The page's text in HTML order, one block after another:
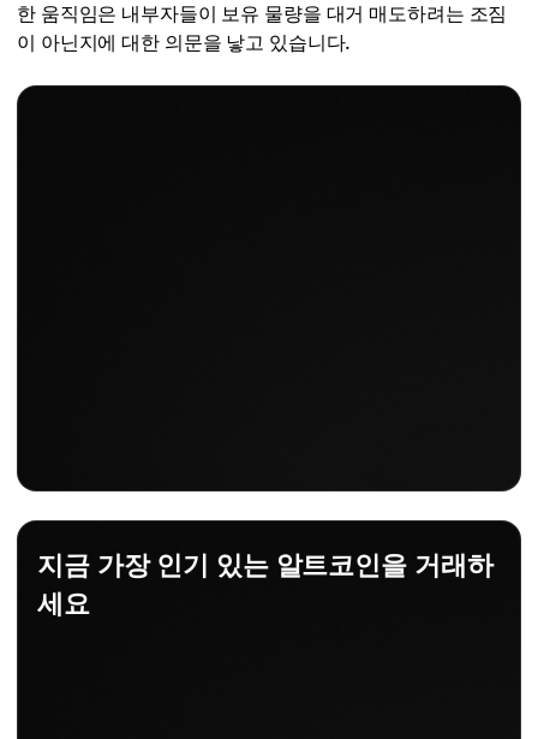
한 움직임은 내부자들이 보유 물량을 대거 매도하려는 조짐
이 아닌지에 대한 의문을 낳고 있습니다.
지금 가장 인기 있는 알트코인을 거래하
세요